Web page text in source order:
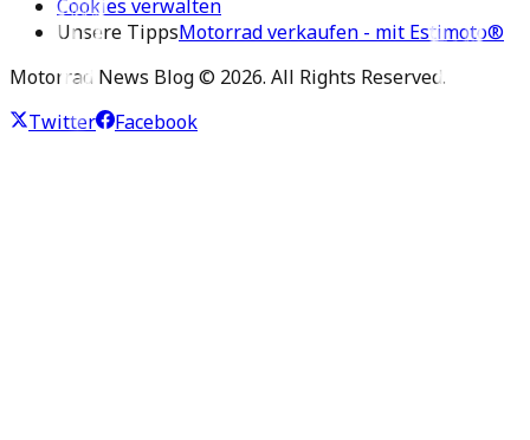
Cookies verwalten
Unsere TippsMotorrad verkaufen - mit Estimoto®
Motorrad News Blog © 2026. All Rights Reserved.
Twitter
Facebook